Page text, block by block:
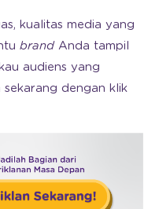
kualitas media yang
brandAnda tampil
audiens yang
dengan klik